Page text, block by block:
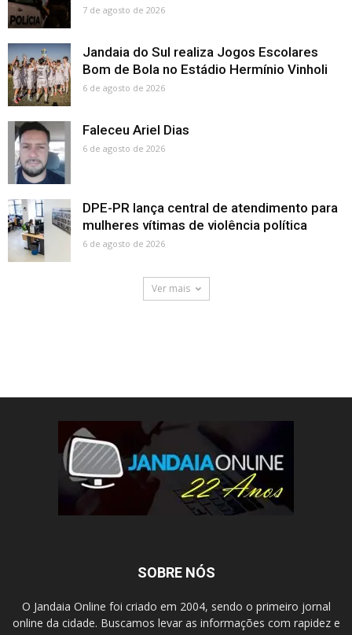
7 de agosto de 2026
Jandaia do Sul realiza Jogos Escolares
Bom de Bola no Estádio Hermínio Vinholi
6 de agosto de 2026
Faleceu Ariel Dias
6 de agosto de 2026
DPE-PR lança central de atendimento para
mulheres vítimas de violência política
6 de agosto de 2026
Ver mais
SOBRE NÓS
O Jandaia Online foi criado em 2004, sendo o primeiro jornal
online da cidade. Buscamos levar as informações com rapidez e